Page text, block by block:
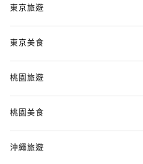
東京旅遊
東京美食
桃園旅遊
桃園美食
沖繩旅遊